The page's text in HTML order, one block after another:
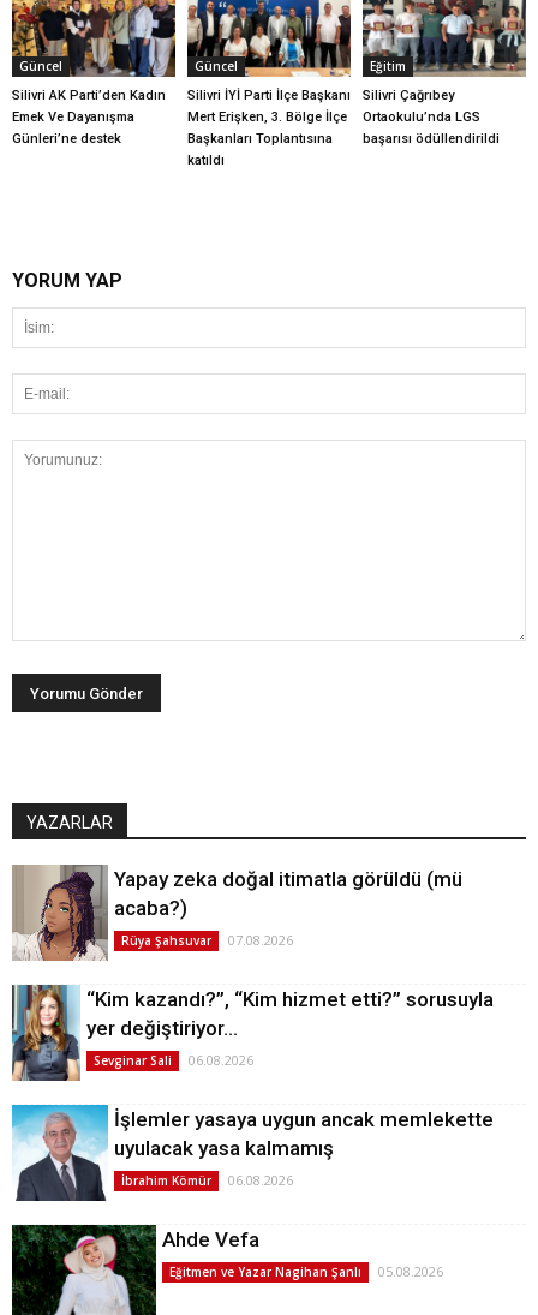
Güncel
Silivri AK Parti’den Kadın
Emek Ve Dayanışma
Günleri’ne destek
Güncel
Silivri İYİ Parti İlçe Başkanı
Mert Erişken, 3. Bölge İlçe
Başkanları Toplantısına
katıldı
Eğitim
Silivri Çağrıbey
Ortaokulu’nda LGS
başarısı ödüllendirildi
YORUM YAP
YAZARLAR
Yapay zeka doğal itimatla görüldü (mü
acaba?)
Rüya Şahsuvar 07.08.2026
“Kim kazandı?”, “Kim hizmet etti?” sorusuyla
yer değiştiriyor…
Sevginar Sali 06.08.2026
İşlemler yasaya uygun ancak memlekette
uyulacak yasa kalmamış
İbrahim Kömür 06.08.2026
Ahde Vefa
Eğitmen ve Yazar Nagihan Şanlı 05.08.2026